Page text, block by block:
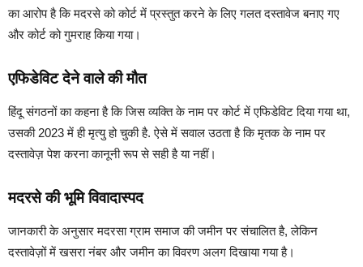
का आरोप है कि मदरसे को कोर्ट में प्रस्तुत करने के लिए गलत दस्तावेज बनाए गए
और कोर्ट को गुमराह किया गया।
एफिडेविट देने वाले की मौत
हिंदू संगठनों का कहना है कि जिस व्यक्ति के नाम पर कोर्ट में एफिडेविट दिया गया था,
उसकी 2023 में ही मृत्यु हो चुकी है. ऐसे में सवाल उठता है कि मृतक के नाम पर
दस्तावेज़ पेश करना कानूनी रूप से सही है या नहीं।
मदरसे की भूमि विवादास्पद
जानकारी के अनुसार मदरसा ग्राम समाज की जमीन पर संचालित है, लेकिन
दस्तावेज़ों में खसरा नंबर और जमीन का विवरण अलग दिखाया गया है।